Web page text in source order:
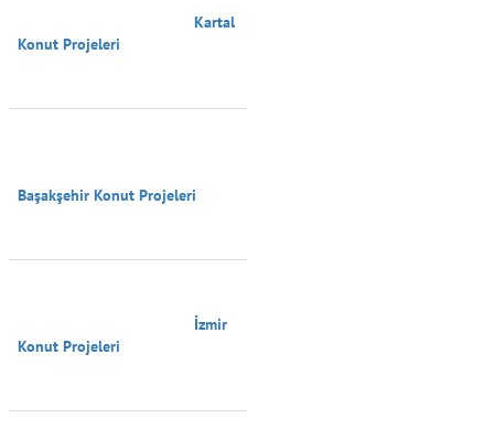
Konut Projeleri
Başakşehir Konut Projeleri
Konut Projeleri